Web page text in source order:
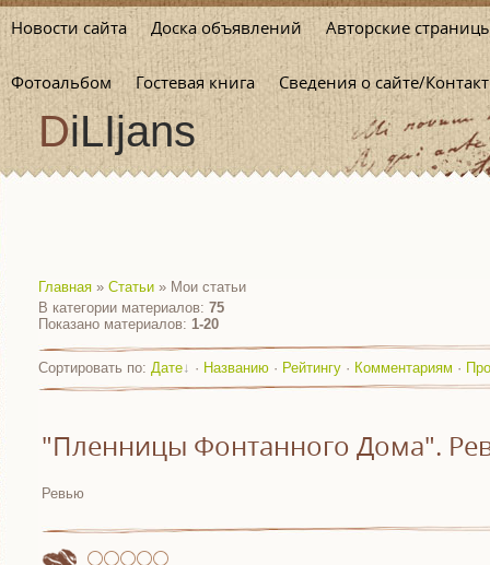
Новости сайта Доска объявлений Авторские
Фотоальбом Гостевая книга Сведения о сайте/
DiLIjans
Главная » Статьи » Мои статьи
В категории материалов: 75
Показано материалов: 1-20
Сортировать по: Дате · Названию · Рейтингу · Комментариям ·
"Пленницы Фонтанного Дома".
Ревью